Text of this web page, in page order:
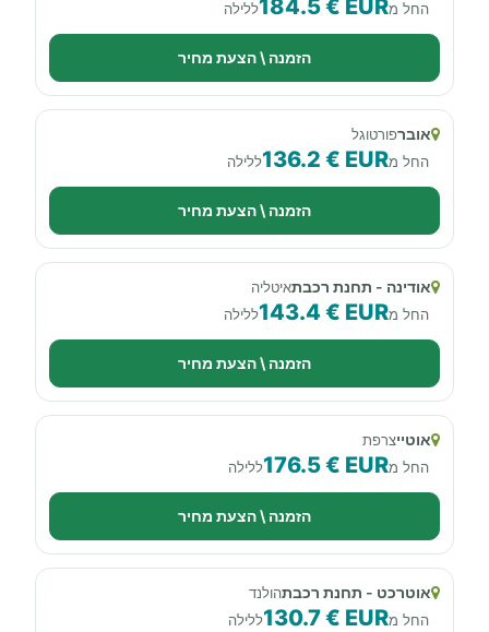
החל מ184.5 € EURללילה
הזמנה \ הצעת מחיר
אוברפורטוגל
החל מ136.2 € EURללילה
הזמנה \ הצעת מחיר
אודינה - תחנת רכבתאיטליה
החל מ143.4 € EURללילה
הזמנה \ הצעת מחיר
אוטייצרפת
החל מ176.5 € EURללילה
הזמנה \ הצעת מחיר
אוטרכט - תחנת רכבתהולנד
החל מ130.7 € EURללילה